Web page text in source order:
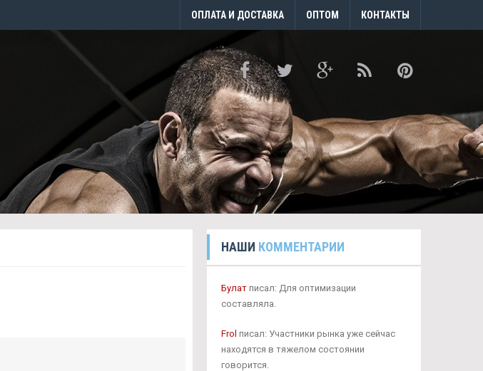
ОПЛАТА И ДОСТАВКА ОПТОМ КОНТАКТЫ
НАШИ КОММЕНТАРИИ
Булатписал: Для оптимизации
составляла.
Frol писал: Участники рынка уже сейчас
находятся в тяжелом состоянии
говорится.